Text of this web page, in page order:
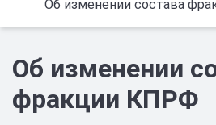
Об изменении состава
Об изменении
фракции КПРФ